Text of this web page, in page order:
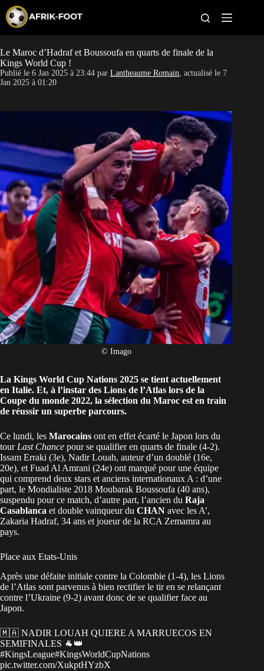
p
t
o
c
o
CAN féminine
Pays
Clubs
Classement
Paris sportifs
Le Maroc d’Hadraf et Boussoufa en quarts de finale de la
Kings World Cup !
Publié le 6 Jan 2025 à 23:44 par Lantheaume Romain, actualisé le 7
Jan 2025 à 01:20
© Imago
La Kings World Cup Nations 2025 se tient actuellement
en Italie. Et, à l’instar des Lions de l’Atlas lors de la
Coupe du monde 2022, la sélection du Maroc est en train
de réussir un superbe parcours.
Ce lundi, les Marocains ont en effet écarté le Japon lors du
tourLast Chance pour se qualifier en quarts de finale (4-2).
Issam Erraki (3e), Nadir Louah, auteur d’un doublé (16e,
20e), et Fuad Al Amrani (24e) ont marqué pour une équipe
qui comprend deux stars et anciens internationaux A : d’une
part, le Mondialiste 2018 Moubarak Boussoufa (40 ans),
suspendu pour ce match, d’autre part, l’ancien du Raja
Casablanca et double vainqueur du CHAN avec les A’,
Zakaria Hadraf, 34 ans et joueur de la RCA Zemamra au
pays.
Place aux Etats-Unis
Après une défaite initiale contre la Colombie (1-4), les Lions
de l’Atlas sont parvenus à bien rectifier le tir en se relançant
contre l’Ukraine (9-2) avant donc de se qualifier face au
Japon.
🇲🇦 NADIR LOUAH QUIERE A MARRUECOS EN
SEMIFINALES 🐐👑
#KingsLeague#KingsWorldCupNations
pic.twitter.com/XukptHYzbX